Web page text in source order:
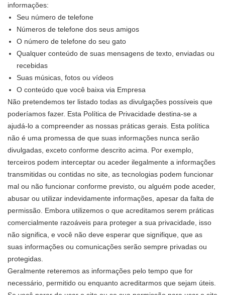
informações:
Seu número de telefone
Números de telefone dos seus amigos
O número de telefone do seu gato
Qualquer conteúdo de suas mensagens de texto, enviadas ou
recebidas
Suas músicas, fotos ou vídeos
O conteúdo que você baixa via Empresa
Não pretendemos ter listado todas as divulgações possíveis que
poderíamos fazer. Esta Política de Privacidade destina-se a
ajudá-lo a compreender as nossas práticas gerais. Esta política
não é uma promessa de que suas informações nunca serão
divulgadas, exceto conforme descrito acima. Por exemplo,
terceiros podem interceptar ou aceder ilegalmente a informações
transmitidas ou contidas no site, as tecnologias podem funcionar
mal ou não funcionar conforme previsto, ou alguém pode aceder,
abusar ou utilizar indevidamente informações, apesar da falta de
permissão. Embora utilizemos o que acreditamos serem práticas
comercialmente razoáveis para proteger a sua privacidade, isso
não significa, e você não deve esperar que signifique, que as
suas informações ou comunicações serão sempre privadas ou
protegidas.
Geralmente reteremos as informações pelo tempo que for
necessário, permitido ou enquanto acreditarmos que sejam úteis.